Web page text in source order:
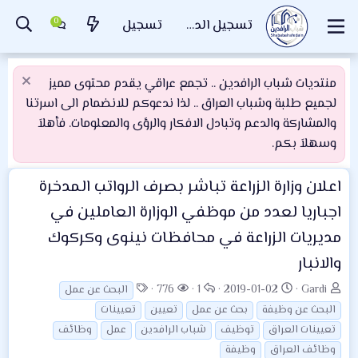
تسجيل الدخول تسجيل
منتديات شباب الرافدين .. تجمع عراقي يقدم محتوى مميز
لجميع طلبة وشباب العراق .. لذا ندعوكم للانضمام الى اسرتنا
والمشاركة والدعم وتبادل الافكار والرؤى والمعلومات. فأهلاَ
وسهلاَ بكم.
اعلان وزارة الزراعة تباشر بصرف الرواتب المدخرة
اجباريا لعدد من موظفي الوزارة العاملين في
مديريات الزراعة في محافظات نينوى وكركوك
والانبار
ب
ا
د
ئ
Gardi
ت
ا
ر
ي
2019-01-02
ا
ل
ر
د
1
ا
ل
م
ش
776
ا
ل
و
س
البحث عن عمل
البحث عن وظيفة
بحث عن عمل تعيين
تعيينات
تعيينات العراق
توظيف شباب الرافدين عمل
وظائف
وظائف العراق
وظيفة